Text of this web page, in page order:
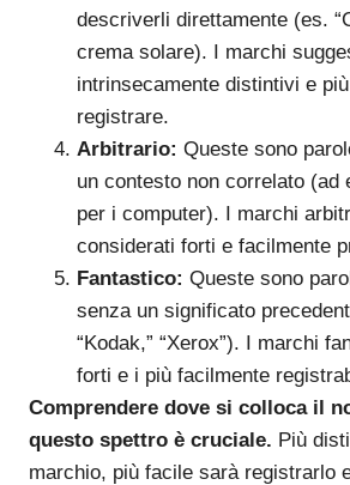
descriverli direttamente (es.
crema solare). I marchi
intrinsecamente distintivi e
registrare.
Arbitrario: Queste sono
un contesto non correlato (ad
per i computer). I marchi
considerati forti e facilmente
Fantastico: Queste sono
senza un significato
“Kodak,” “Xerox”). I marchi
forti e i più facilmente
Comprendere dove si colloca il
questo spettro è cruciale. Più
marchio, più facile sarà registrarlo